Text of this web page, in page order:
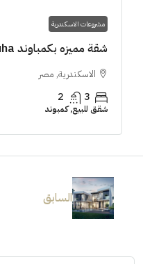
مشروعات الاسكندرية
شقة مميزه بكمباوند 173m Grand View smouha
الاسكندرية, مصر
3
2
شقق للبيع, كمبوند
السابق